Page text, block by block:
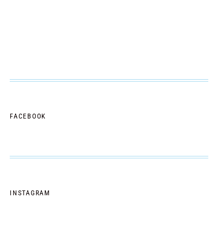
FACEBOOK
INSTAGRAM